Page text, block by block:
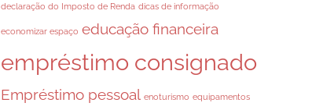
declaração do Imposto de Renda dicas de informação
economizar espaço educação financeira
empréstimo consignado
Empréstimo pessoal enoturismo equipamentos